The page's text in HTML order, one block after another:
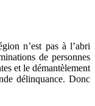
n’est pas à l’abri
de personnes
et le démantèlement
délinquance. Donc